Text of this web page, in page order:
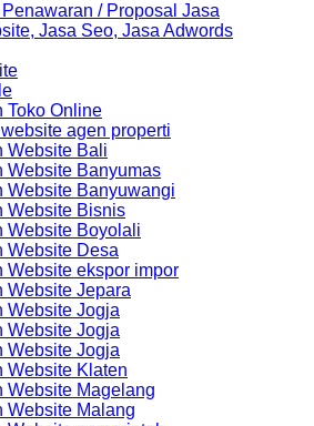
/ Proposal Jasa
Jasa Seo, Jasa Adwords
Toko Online
agen properti
Website Bali
Website Banyumas
Website Banyuwangi
Website Bisnis
Website Boyolali
Website Desa
Website ekspor impor
Website Jepara
Website Jogja
Website Jogja
Website Jogja
Website Klaten
Website Magelang
Website Malang